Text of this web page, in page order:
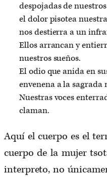
despojadas de
el dolor pisotea
nos destierra a un
Ellos arrancan y
nuestros sueños.
El odio que anida en
envenena a la sagrada
Nuestras voces
claman.
Aquí el cuerpo es el
cuerpo de la mujer
interpreto, no